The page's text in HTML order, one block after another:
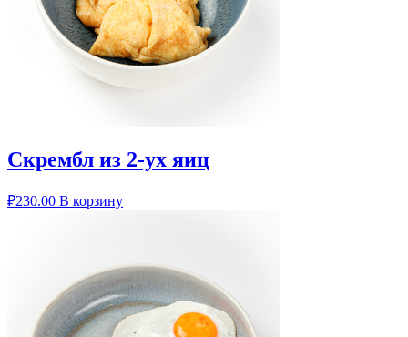
Скрембл из 2-ух яиц
₽230.00 В корзину